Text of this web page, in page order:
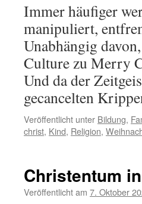
Immer häufiger
manipuliert,
Unabhängig
Culture zu Merry
Und da der
gecancelten
Veröffentlicht unter Bildung,
christ, Kind, Religion,
Christentum
Veröffentlicht am 7. Oktober